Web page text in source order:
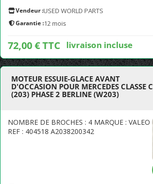
Vendeur :USED WORLD PARTS
Garantie :12 mois
72,00 € TTC livraison incluse
MOTEUR ESSUIE-GLACE AVANT
D'OCCASION POUR MERCEDES CLASSE C
(203) PHASE 2 BERLINE (W203)
NOMBRE DE BROCHES : 4 MARQUE : VALEO
REF : 404518 A2038200342